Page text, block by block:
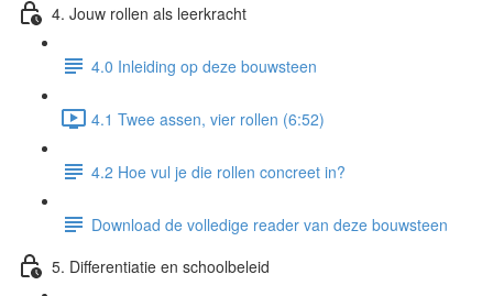
4. Jouw rollen als leerkracht
4.0 Inleiding op deze bouwsteen
4.1 Twee assen, vier rollen (6:52)
4.2 Hoe vul je die rollen concreet in?
Download de volledige reader van deze bouwsteen
5. Differentiatie en schoolbeleid